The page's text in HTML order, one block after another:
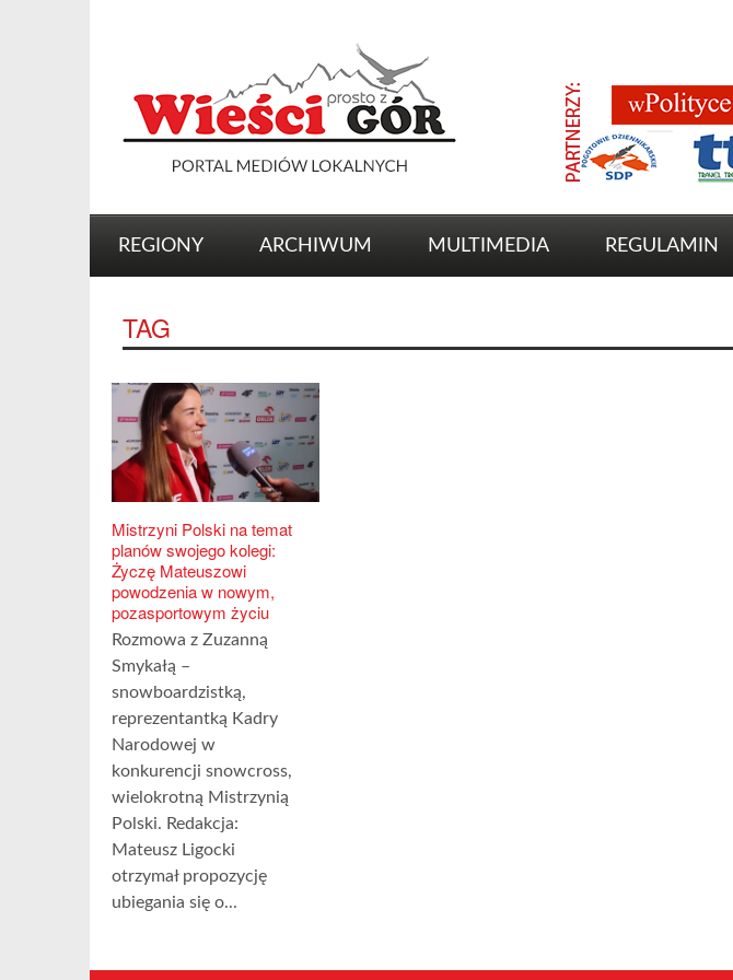
REGIONY ARCHIWUM MULTIMEDIA REGULAMIN
TAG
Mistrzyni Polski na temat
planów swojego kolegi:
Życzę Mateuszowi
powodzenia w nowym,
pozasportowym życiu
Rozmowa z Zuzanną
Smykałą –
snowboardzistką,
reprezentantką Kadry
Narodowej w
konkurencji snowcross,
wielokrotną Mistrzynią
Polski. Redakcja:
Mateusz Ligocki
otrzymał propozycję
ubiegania się o...